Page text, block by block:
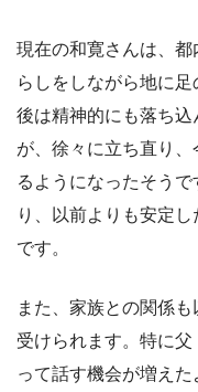
現在の和寛さんは、
らしをしながら地に
後は精神的にも落ち
が、徐々に立ち直り
るようになったそう
り、以前よりも安定
です。
また、家族との関係
受けられます。特に
って話す機会が増え